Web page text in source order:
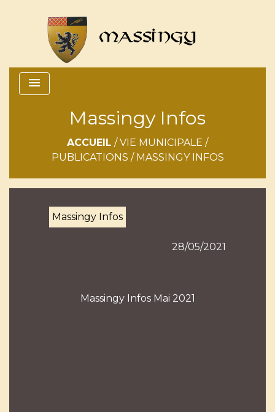
menu
Massingy Infos
ACCUEIL /VIE MUNICIPALE /
PUBLICATIONS / MASSINGY INFOS
Massingy Infos
28/05/2021
Massingy Infos Mai 2021